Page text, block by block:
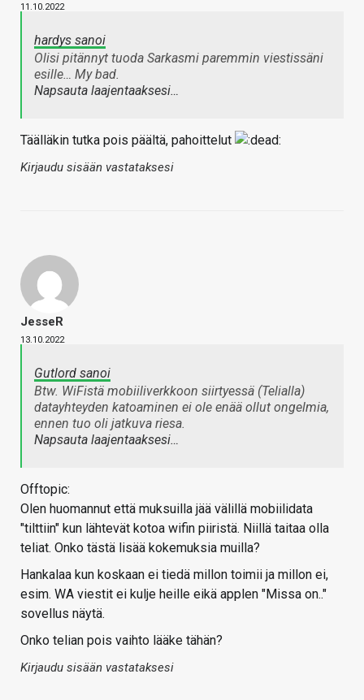
11.10.2022
hardys sanoi
Olisi pitännyt tuoda Sarkasmi paremmin viestissäni
esille… My bad.
Napsauta laajentaaksesi…
Täälläkin tutka pois päältä, pahoittelut
Kirjaudu sisään vastataksesi
JesseR
13.10.2022
Gutlord sanoi
Btw. WiFistä mobiiliverkkoon siirtyessä (Telialla)
datayhteyden katoaminen ei ole enää ollut ongelmia,
ennen tuo oli jatkuva riesa.
Napsauta laajentaaksesi…
Offtopic:
Olen huomannut että muksuilla jää välillä mobiilidata
"tilttiin" kun lähtevät kotoa wifin piiristä. Niillä taitaa olla
teliat. Onko tästä lisää kokemuksia muilla?
Hankalaa kun koskaan ei tiedä millon toimii ja millon ei,
esim. WA viestit ei kulje heille eikä applen "Missa on.."
sovellus näytä.
Onko telian pois vaihto lääke tähän?
Kirjaudu sisään vastataksesi